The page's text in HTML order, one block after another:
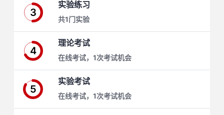
习
径
在
课
程
实
验
我
的
活
我
的
3
实验练习
共1门实验
4
理论考试
在线考试，1次考试机会
5
实验考试
在线考试，1次考试机会